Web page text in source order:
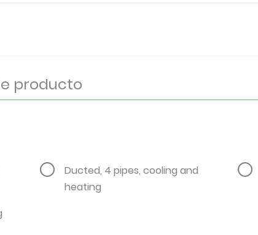
Ducted, 4 pipes, cooling and
heating